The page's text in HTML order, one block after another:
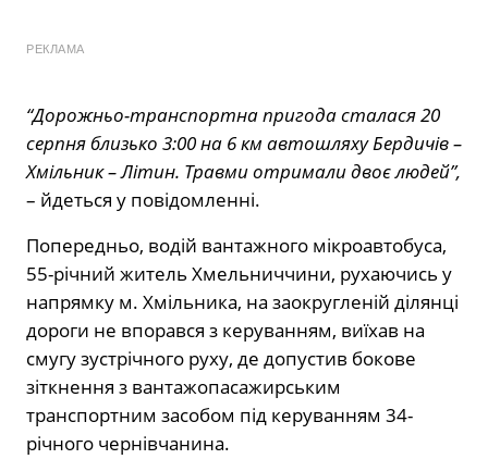
РЕКЛАМА
“Дорожньо-транспортна пригода сталася 20
серпня близько 3:00 на 6 км автошляху Бердичів –
Хмільник – Літин. Травми отримали двоє людей”,
– йдеться у повідомленні.
Попередньо, водій вантажного мікроавтобуса,
55-річний житель Хмельниччини, рухаючись у
напрямку м. Хмільника, на заокругленій ділянці
дороги не впорався з керуванням, виїхав на
смугу зустрічного руху, де допустив бокове
зіткнення з вантажопасажирським
транспортним засобом під керуванням 34-
річного чернівчанина.